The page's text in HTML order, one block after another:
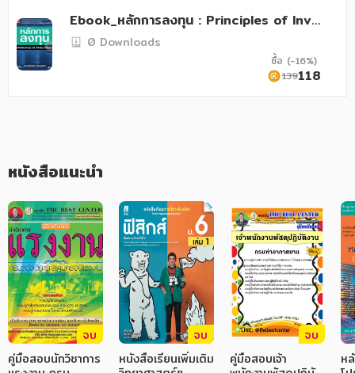
นิตยสาร หนังสือพิมพ์
ครอบครัว
วรรณกรรม
เทคโนโลยี การสื่อสาร วิทยาศาสตร์
ภาษาศาสตร์
หนังสือเด็ก
การพัฒนาตนเอง
ความรู้ทั่วไป
การ์ตูนความรู้ การ์ตูน
การ์ตูนมังงะ (Manga)
บทที่ 14 การประเมินหลักทรัพย์ลงทุน
บทที่ 15 การสร้างกลุ่มสินทรัพย์ลงทุน
   หลักการลงทุน (Principle Investment) เป็นหนังสือที่เรียบเรียงขึ้น
โดยมีเนื้อหาที่สำคัญประกอบด้วย หลักและนโยบายการลงทุนเบื้องต้น
การวิเคราะห์บริษัท วิเคราะห์อุตสาหกรรมและวิเคราะห์เศรษฐกิจ เป็น
ปวส., ปริญญาตรี, ปริญญาโท และผู้สนใจทางด้านหลักการและ
นโยบายในการลงทุน โดยเนื้อหาครอบคลุมหลักสูตรของคณะ
กรรมการอาชีวศึกษา และสำนักงานคณะกรรมการการอุดมศึกษา
กระทรวงศึกษาธิการ
Ebook_หลักการลงทุน : Principles of Inve
stment
0 Downloads
ซื้อ (-16%)
139118
หนังสือแนะนำ
จบ
คู่มือสอบนักวิชาการ
จบ
หนังสือเรียนเพิ่มเติม
จบ
คู่มือสอบเจ้า
ห